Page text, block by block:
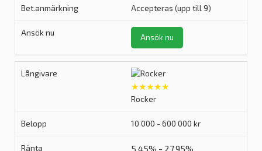
Accepteras (upp till 9)
Ansök nu
★★★★★
Rocker
10 000 - 600 000 kr
5,45% - 27,95%